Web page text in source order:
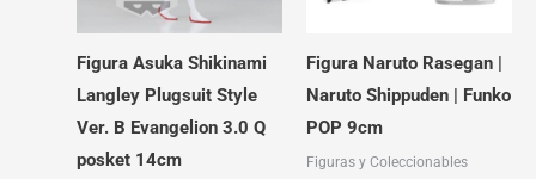
Figura Asuka Shikinami
Langley Plugsuit Style
Ver. B Evangelion 3.0 Q
posket 14cm
Figura Naruto Rasegan |
Naruto Shippuden | Funko
POP 9cm
Figuras y Coleccionables